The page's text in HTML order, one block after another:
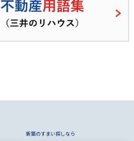
新築のすまい探しなら